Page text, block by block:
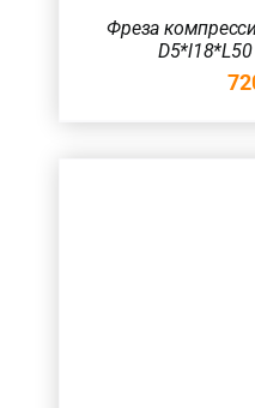
Фреза
D5*l18*L50